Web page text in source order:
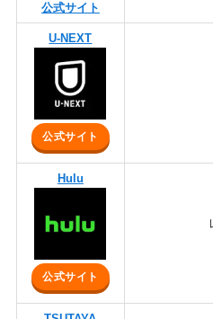
公式サイト
U-NEXT
公式サイト
Hulu
公式サイト